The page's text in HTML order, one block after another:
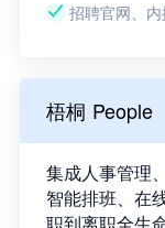
招聘官网、内
梧桐 People
集成人事管理
智能排班、在
职到离职全生